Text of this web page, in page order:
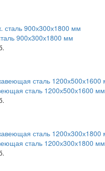
900х300х1800 мм
сталь 1200х500х1600 мм
сталь 1200х300х1800 мм